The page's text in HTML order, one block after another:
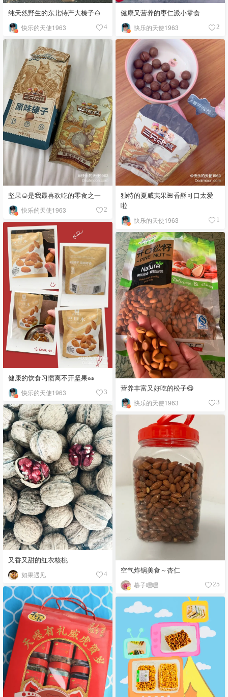
纯天然野生的东北特产大榛子🌰
快乐的天使1963 4
健康又营养的枣仁派小零食
快乐的天使1963 2
坚果🌰是我最喜欢吃的零食之一
快乐的天使1963 2
独特的夏威夷果🌺香酥可口太爱
啦
快乐的天使1963 1
健康的饮食习惯离不开坚果🥜
快乐的天使1963 3 营养丰富又好吃的松子😋
快乐的天使1963 3
又香又甜的红衣核桃
如果遇见 4 空气炸锅美食～杏仁
慕子嘿嘿 25